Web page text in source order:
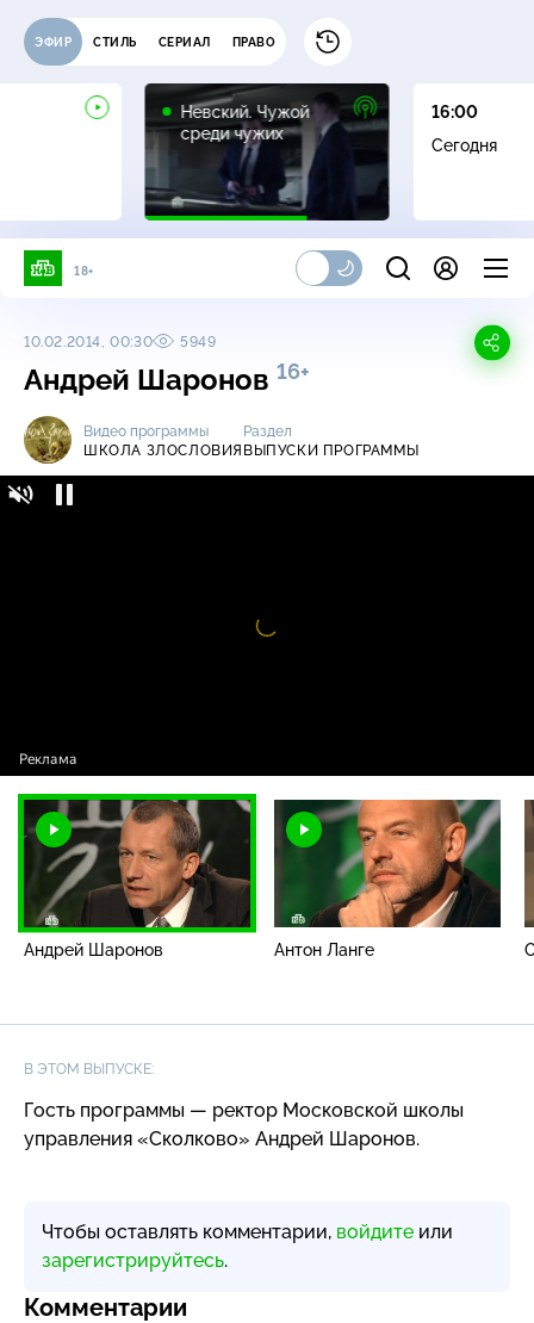
ЭФИР СТИЛЬ СЕРИАЛ ПРАВО
Невский. Чужой
среди чужих
16+
16:00
Сегодня
18+
10.02.2014, 00:30 5949
Андрей Шаронов 16+
Видео программы
ШКОЛА ЗЛОСЛОВИЯ
Раздел
ВЫПУСКИ ПРОГРАММЫ
Видео
проигрыватель
Андрей Шаронов Антон Ланге
В ЭТОМ ВЫПУСКЕ:
Гость программы — ректор Московской школы
управления «Сколково» Андрей Шаронов.
Чтобы оставлять комментарии, войдите или
зарегистрируйтесь.
Комментарии